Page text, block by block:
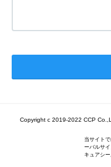
Copyright c 2019-2022 CCP
当サイト
ーバルサ
キュアシ